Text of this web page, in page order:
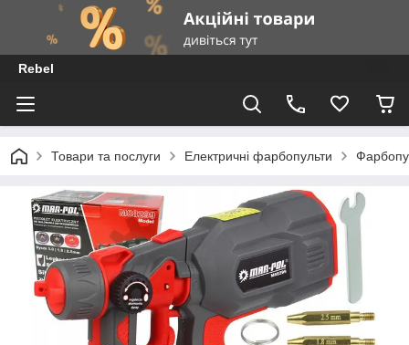
Rebel
Товари та послуги Електричні фарбопульти